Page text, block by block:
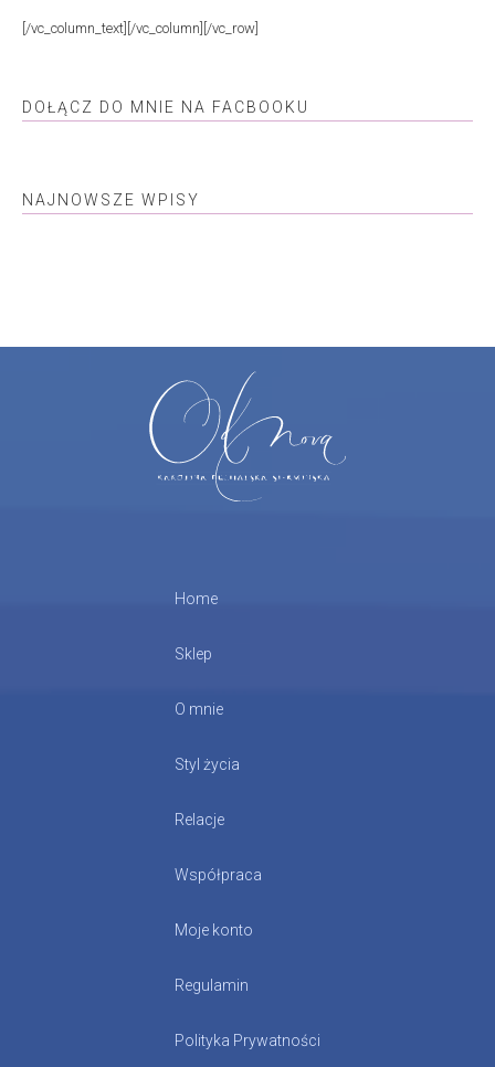
[/vc_column_text][/vc_column][/vc_row]
DOŁĄCZ DO MNIE NA FACBOOKU
NAJNOWSZE WPISY
Home
Sklep
O mnie
Styl życia
Relacje
Współpraca
Moje konto
Regulamin
Polityka Prywatności